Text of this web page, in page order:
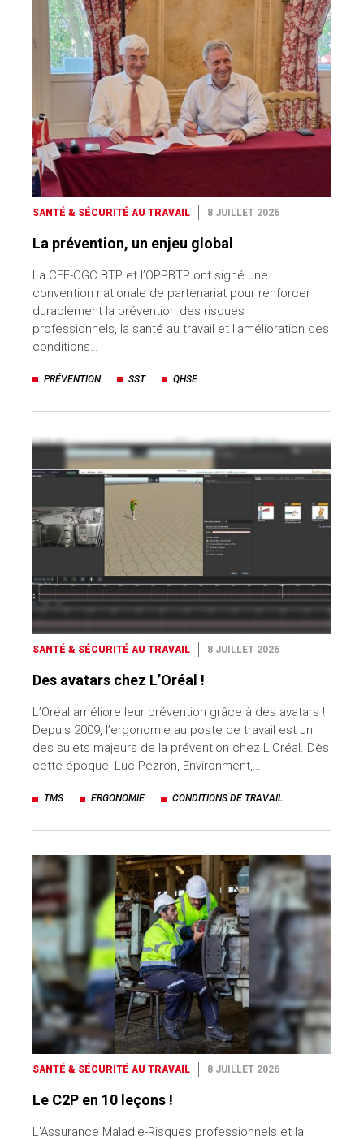
SANTÉ & SÉCURITÉ AU TRAVAIL 8 JUILLET 2026
La prévention, un enjeu global
La CFE-CGC BTP et l’OPPBTP ont signé une
convention nationale de partenariat pour renforcer
durablement la prévention des risques
professionnels, la santé au travail et l’amélioration des
conditions…
PRÉVENTION SST QHSE
SANTÉ & SÉCURITÉ AU TRAVAIL 8 JUILLET 2026
Des avatars chez L’Oréal !
L’Oréal améliore leur prévention grâce à des avatars !
Depuis 2009, l’ergonomie au poste de travail est un
des sujets majeurs de la prévention chez L’Oréal. Dès
cette époque, Luc Pezron, Environment,…
TMS ERGONOMIE CONDITIONS DE TRAVAIL
SANTÉ & SÉCURITÉ AU TRAVAIL 8 JUILLET 2026
Le C2P en 10 leçons !
L’Assurance Maladie-Risques professionnels et la